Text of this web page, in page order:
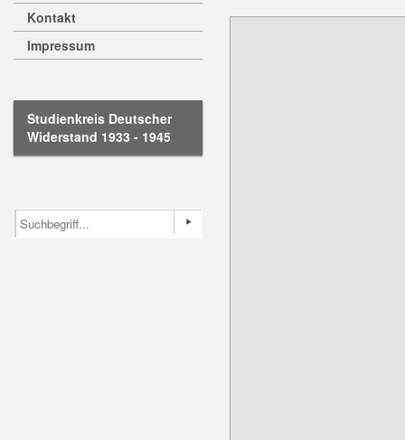
Kontakt
Impressum
Studienkreis Deutscher
Widerstand 1933 - 1945